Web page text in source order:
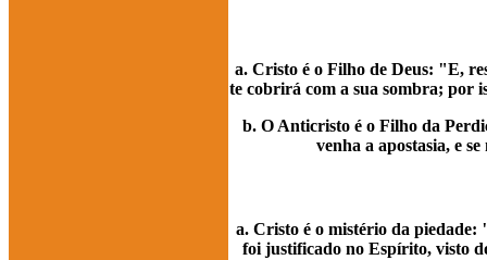
a. Cristo é o Filho de Deus: "E,
te cobrirá com a sua sombra; por
b. O Anticristo é o Filho da
venha a apostasia, e
a. Cristo é o mistério da piedade:
foi justificado no Espírito, visto